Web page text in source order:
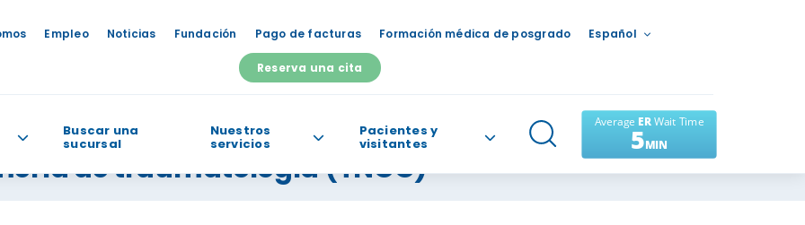
Empleo Noticias Fundación Pago de facturas Formación médica de posgrado Español
Reserva una cita
Buscar una
sucursal
Nuestros
servicios
Pacientes y
visitantes
ayudarte?
de traumatología (TNCC)